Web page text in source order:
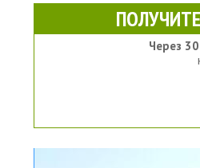
Через